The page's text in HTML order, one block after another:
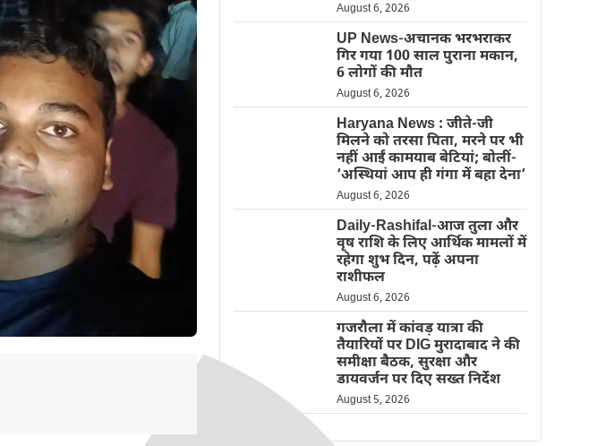
August 6, 2026
UP News-अचानक भरभराकर
गिर गया 100 साल पुराना मकान,
6 लोगों की मौत
August 6, 2026
Haryana News : जीते-जी
मिलने को तरसा पिता, मरने पर भी
नहीं आईं कामयाब बेटियां; बोलीं-
‘अस्थियां आप ही गंगा में बहा देना’
August 6, 2026
Daily-Rashifal-आज तुला और
वृष राशि के लिए आर्थिक मामलों में
रहेगा शुभ दिन, पढ़ें अपना
राशीफल
August 6, 2026
गजरौला में कांवड़ यात्रा की
तैयारियों पर DIG मुरादाबाद ने की
समीक्षा बैठक, सुरक्षा और
डायवर्जन पर दिए सख्त निर्देश
August 5, 2026